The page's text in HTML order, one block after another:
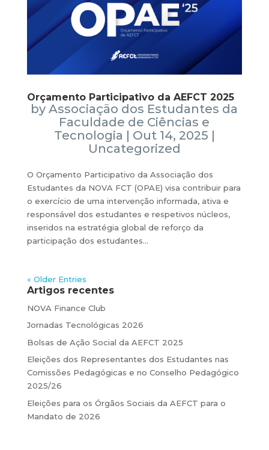
Orçamento Participativo da AEFCT 2025
byAssociação dos Estudantes da
Faculdade de Ciências e
Tecnologia | Out 14, 2025 |
Uncategorized
O Orçamento Participativo da Associação dos
Estudantes da NOVA FCT (OPAE) visa contribuir para
o exercício de uma intervenção informada, ativa e
responsável dos estudantes e respetivos núcleos,
inseridos na estratégia global de reforço da
participação dos estudantes...
« Older Entries
Artigos recentes
NOVA Finance Club
Jornadas Tecnológicas 2026
Bolsas de Ação Social da AEFCT 2025
Eleições dos Representantes dos Estudantes nas
Comissões Pedagógicas e no Conselho Pedagógico
2025/26
Eleições para os Órgãos Sociais da AEFCT para o
Mandato de 2026